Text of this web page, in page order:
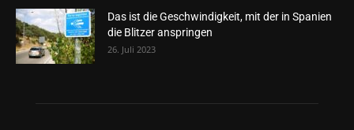
Das ist die Geschwindigkeit, mit der in Spanien
die Blitzer anspringen
26. Juli 2023